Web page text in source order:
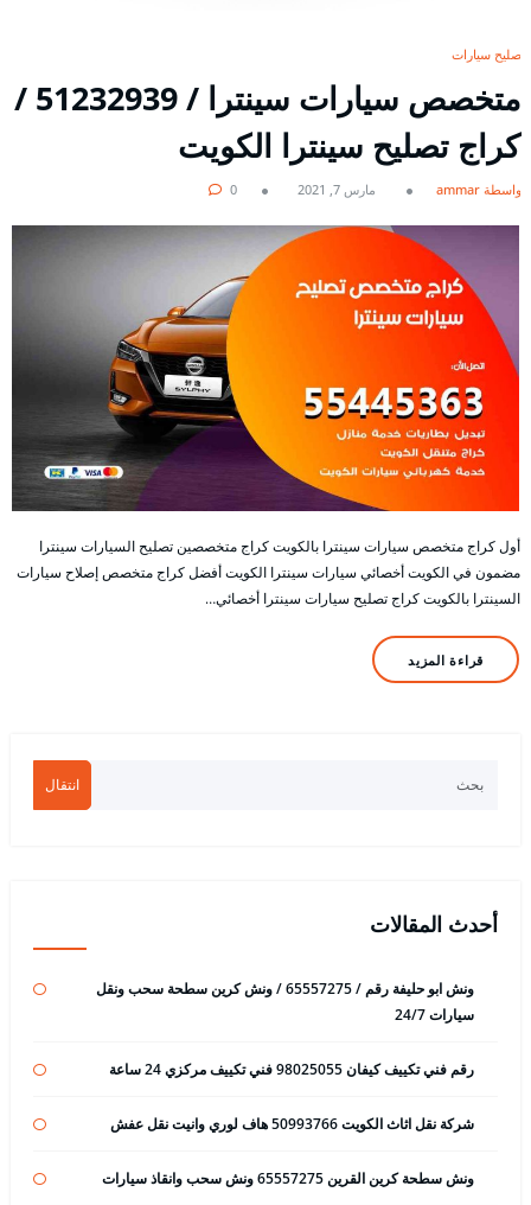
تصليح سيارات
متخصص سيارات سينترا / 51232939‬ /
كراج تصليح سينترا الكويت
بواسطة ammar مارس 7, 2021 0
أول كراج متخصص سيارات سينترا بالكويت كراج متخصصين تصليح السيارات سينترا
مضمون في الكويت أخصائي سيارات سينترا الكويت أفضل كراج متخصص إصلاح سيارات
السينترا بالكويت كراج تصليح سيارات سينترا أخصائي…
قراءة المزيد
انتقال
أحدث المقالات
ونش ابو حليفة رقم / 65557275 / ونش كرين سطحة سحب ونقل
سيارات 24/7
رقم فني تكييف كيفان 98025055 فني تكييف مركزي 24 ساعة
شركة نقل اثاث الكويت 50993766 هاف لوري وانيت نقل عفش
ونش سطحة كرين القرين 65557275 ونش سحب وانقاذ سيارات